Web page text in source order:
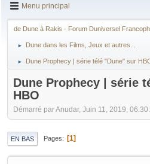
Menu principal
de Dune à Rakis - Forum Duniversel
► Dune dans les Films, Jeux et autres...
► Dune Prophecy | série télé "Dune" sur
Dune Prophecy | série
HBO
Démarré par Anudar, Juin 11, 2019,
EN BAS Pages 1